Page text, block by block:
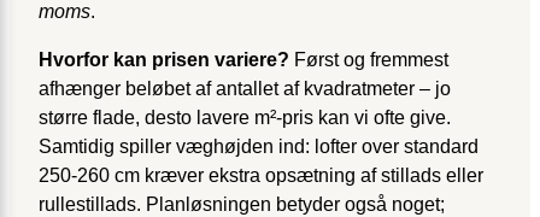
moms.
Hvorfor kan prisen variere? Først og fremmest
afhænger beløbet af antallet af kvadratmeter – jo
større flade, desto lavere m²-pris kan vi ofte give.
Samtidig spiller væghøjden ind: lofter over standard
250-260 cm kræver ekstra opsætning af stillads eller
rullestillads. Planløsningen betyder også noget;